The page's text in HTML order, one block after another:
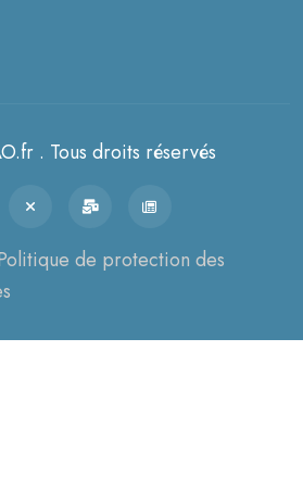
. Tous droits réservés
de protection des